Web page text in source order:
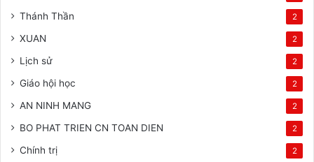
Thánh Thần 2
XUAN 2
Lịch sử 2
Giáo hội học 2
AN NINH MANG 2
BO PHAT TRIEN CN TOAN DIEN 2
Chính trị 2